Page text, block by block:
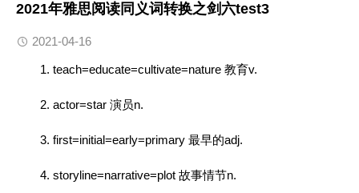
2021年雅思阅读同义词转换之剑六test3
2021-04-16
1. teach=educate=cultivate=nature 教育v.
2. actor=star 演员n.
3. first=initial=early=primary 最早的adj.
4. storyline=narrative=plot 故事情节n.